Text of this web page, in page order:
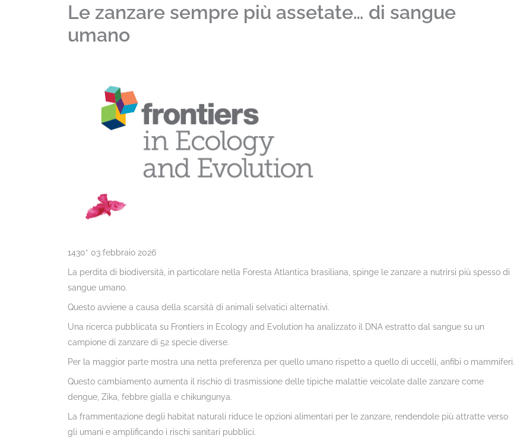
Le zanzare sempre più assetate… di sangue
umano
1430* 03 febbraio 2026
La perdita di biodiversità, in particolare nella Foresta Atlantica brasiliana, spinge le zanzare a nutrirsi più spesso di
sangue umano.
Questo avviene a causa della scarsità di animali selvatici alternativi.
Una ricerca pubblicata su Frontiers in Ecology and Evolution ha analizzato il DNA estratto dal sangue su un
campione di zanzare di 52 specie diverse.
Per la maggior parte mostra una netta preferenza per quello umano rispetto a quello di uccelli, anfibi o mammiferi.
Questo cambiamento aumenta il rischio di trasmissione delle tipiche malattie veicolate dalle zanzare come
dengue, Zika, febbre gialla e chikungunya.
La frammentazione degli habitat naturali riduce le opzioni alimentari per le zanzare, rendendole più attratte verso
gli umani e amplificando i rischi sanitari pubblici.